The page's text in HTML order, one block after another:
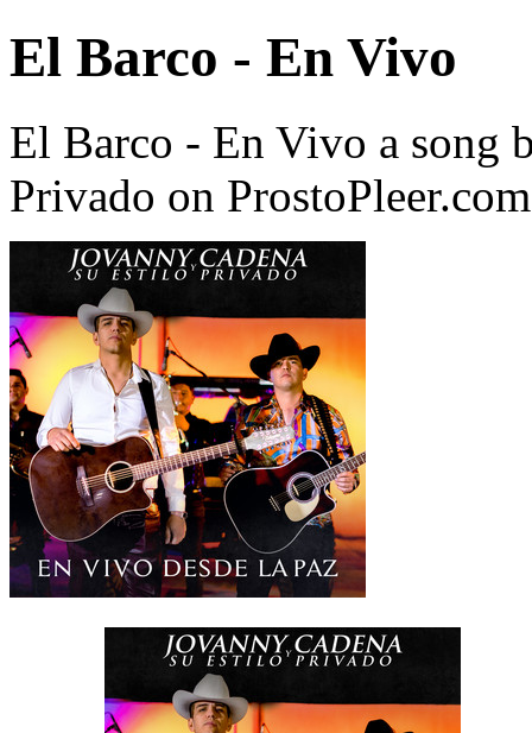
El Barco - En Vivo
El Barco - En Vivo a song
Privado on ProstoPleer.com